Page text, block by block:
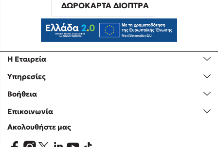
Η Εταιρεία
Υπηρεσίες
Βοήθεια
Επικοινωνία
ΔΩΡΟΚΑΡΤΑ ΔΙΟΠΤΡΑ
Ακολουθήστε μας